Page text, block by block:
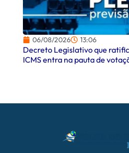
06/08/2026 13:06
Decreto Legislativo que
ICMS entra na pauta de